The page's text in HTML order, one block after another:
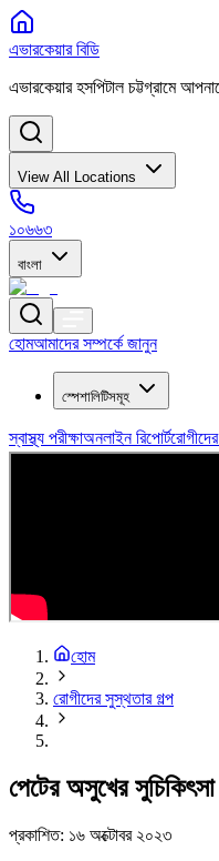
এভারকেয়ার বিডি
এভারকেয়ার হসপিটাল চট্টগ্রামে
View All Locations
১০৬৬৩
বাংলা
হোমআমাদের সম্পর্কে জানুন
স্পেশালিটিসমূহ
স্বাস্থ্য পরীক্ষাঅনলাইন রিপোর্ট
হোম
রোগীদের সুস্থতার গল্প
পেটের অসুখের
প্রকাশিত: ১৬ অক্টোবর ২০২৩